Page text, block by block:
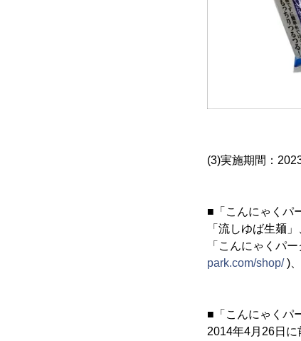
(3)実施期間：
■「こんにゃくパ
「流しゆば生麺
「こんにゃくパ
park.com/shop/)、
■「こんにゃくパ
2014年4月26日